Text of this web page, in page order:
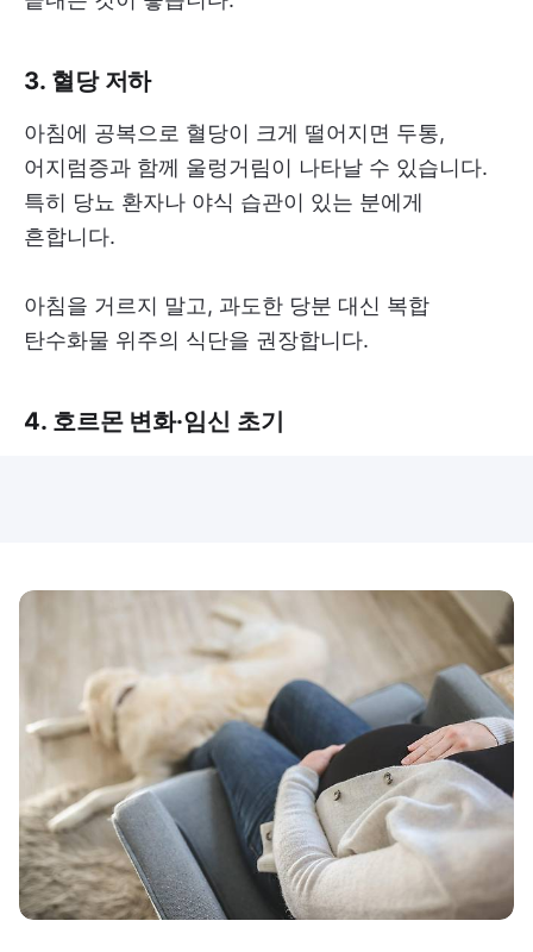
3. 혈당 저하
아침에 공복으로 혈당이 크게 떨어지면 두통,
어지럼증과 함께 울렁거림이 나타날 수 있습니다.
특히 당뇨 환자나 야식 습관이 있는 분에게
흔합니다.
아침을 거르지 말고, 과도한 당분 대신 복합
탄수화물 위주의 식단을 권장합니다.
4. 호르몬 변화·임신 초기